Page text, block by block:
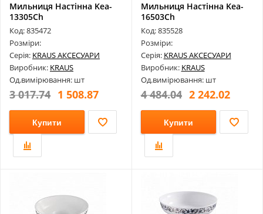
Мильниця Настінна Kea-
13305Ch
Код: 835472
Розміри:
Серія: KRAUS АКСЕСУАРИ
Виробник: KRAUS
Од.вимірювання: шт
3 017.74 1 508.87
Купити
Мильниця Настінна Kea-
16503Ch
Код: 835528
Розміри:
Серія: KRAUS АКСЕСУАРИ
Виробник: KRAUS
Од.вимірювання: шт
4 484.04 2 242.02
Купити